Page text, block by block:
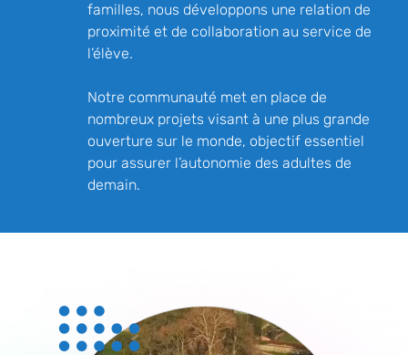
familles, nous développons une relation de
proximité et de collaboration au service de
l’élève.
Notre communauté met en place de
nombreux projets visant à une plus grande
ouverture sur le monde, objectif essentiel
pour assurer l’autonomie des adultes de
demain.